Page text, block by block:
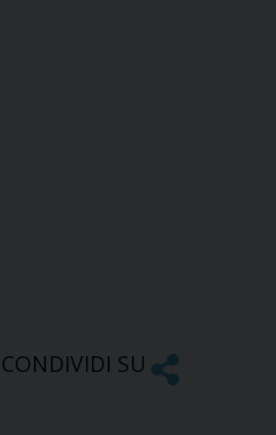
CONDIVIDI SU